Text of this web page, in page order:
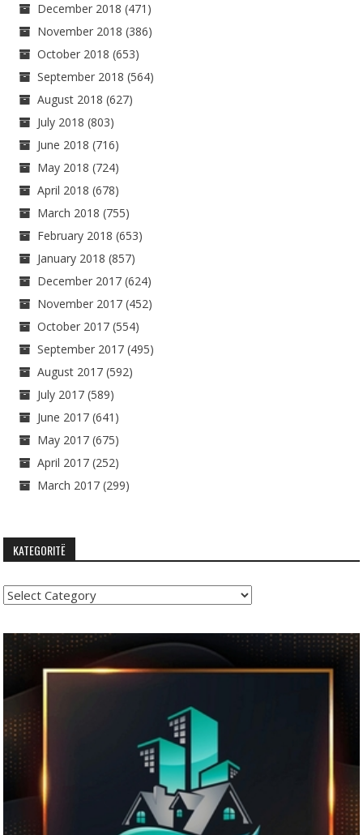
December 2018 (471)
November 2018 (386)
October 2018 (653)
September 2018 (564)
August 2018 (627)
July 2018 (803)
June 2018 (716)
May 2018 (724)
April 2018 (678)
March 2018 (755)
February 2018 (653)
January 2018 (857)
December 2017 (624)
November 2017 (452)
October 2017 (554)
September 2017 (495)
August 2017 (592)
July 2017 (589)
June 2017 (641)
May 2017 (675)
April 2017 (252)
March 2017 (299)
KATEGORITË
Kategoritë